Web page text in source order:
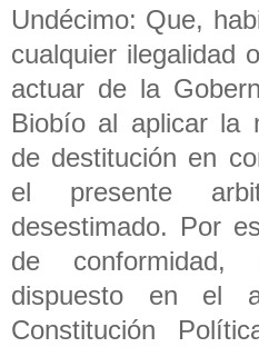
Undécimo: Que,
cualquier ilegalidad
actuar de la
Biobío al aplicar la
de destitución en
el presente
desestimado. Por
de
dispuesto en el
Constitución